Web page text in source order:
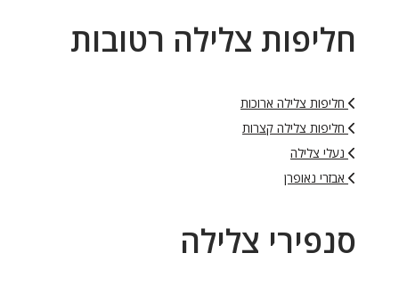
חליפות צלילה רטובות
חליפות צלילה ארוכות
חליפות צלילה קצרות
נעלי צלילה
אבזרי נאופרן
סנפירי צלילה